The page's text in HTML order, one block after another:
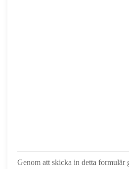
Genom att skicka in detta formulär